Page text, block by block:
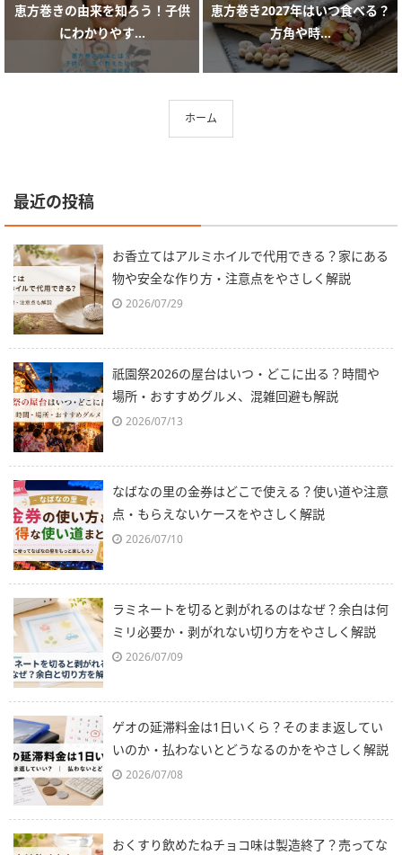
恵方巻きの由来を知ろう！子供
にわかりやす...
恵方巻き2027年はいつ食べる？
方角や時...
ホーム
最近の投稿
お香立てはアルミホイルで代用できる？家にある
物や安全な作り方・注意点をやさしく解説
2026/07/29
祇園祭2026の屋台はいつ・どこに出る？時間や
場所・おすすめグルメ、混雑回避も解説
2026/07/13
なばなの里の金券はどこで使える？使い道や注意
点・もらえないケースをやさしく解説
2026/07/10
ラミネートを切ると剥がれるのはなぜ？余白は何
ミリ必要か・剥がれない切り方をやさしく解説
2026/07/09
ゲオの延滞料金は1日いくら？そのまま返してい
いのか・払わないとどうなるのかをやさしく解説
2026/07/08
おくすり飲めたねチョコ味は製造終了？売ってな